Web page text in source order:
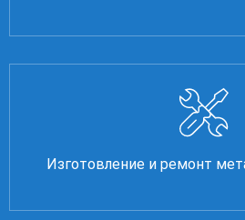
Изготовление и ремонт